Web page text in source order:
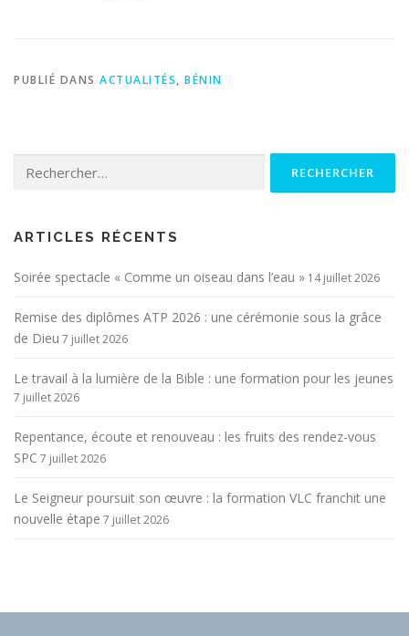
PUBLIÉ DANS ACTUALITÉS, BÉNIN
ARTICLES RÉCENTS
Soirée spectacle « Comme un oiseau dans l’eau » 14 juillet 2026
Remise des diplômes ATP 2026 : une cérémonie sous la grâce
de Dieu 7 juillet 2026
Le travail à la lumière de la Bible : une formation pour les jeunes
7 juillet 2026
Repentance, écoute et renouveau : les fruits des rendez-vous
SPC 7 juillet 2026
Le Seigneur poursuit son œuvre : la formation VLC franchit une
nouvelle étape 7 juillet 2026